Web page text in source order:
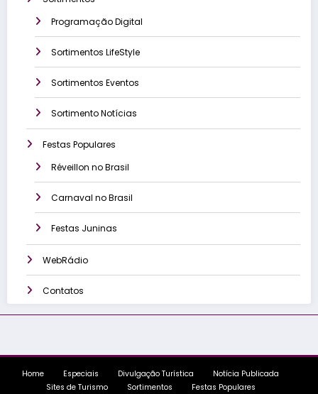
Programação Digital
Sortimentos LifeStyle
Sortimentos Eventos
Sortimento Notícias
Festas Populares
Réveillon no Brasil
Carnaval no Brasil
Festas Juninas
WebRádio
Contatos
Home Especiais Divulgação Turística
Notícia Publicada
Sites de Turismo
Sortimentos Festas Populares